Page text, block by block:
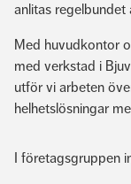
anlitas
Med huvudkontor
med verkstad i
utför vi arbeten
helhetslösningar
I företagsgruppen